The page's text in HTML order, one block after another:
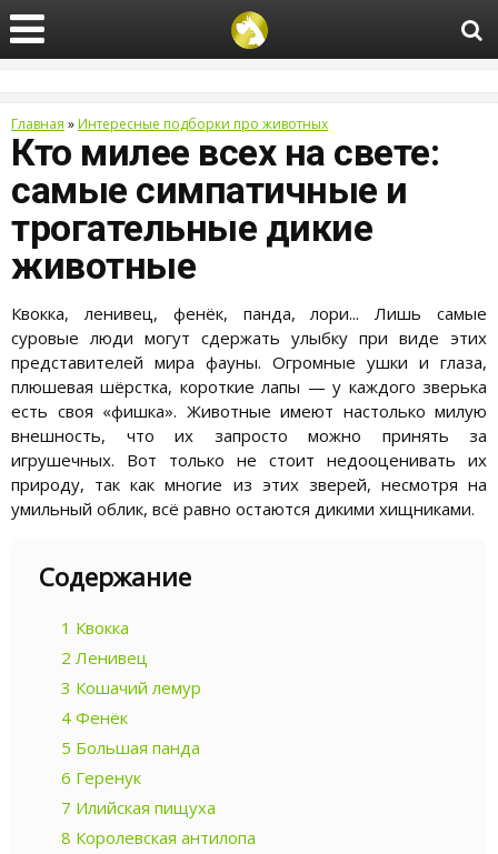
Главная »Интересные подборки про животных
Кто милее всех на свете:
самые симпатичные и
трогательные дикие
животные
Квокка, ленивец, фенёк, панда, лори... Лишь самые
суровые люди могут сдержать улыбку при виде этих
представителей мира фауны. Огромные ушки и глаза,
плюшевая шёрстка, короткие лапы — у каждого зверька
есть своя «фишка». Животные имеют настолько милую
внешность, что их запросто можно принять за
игрушечных. Вот только не стоит недооценивать их
природу, так как многие из этих зверей, несмотря на
умильный облик, всё равно остаются дикими хищниками.
Содержание
1 Квокка
2 Ленивец
3 Кошачий лемур
4 Фенёк
5 Большая панда
6 Геренук
7 Илийская пищуха
8 Королевская антилопа